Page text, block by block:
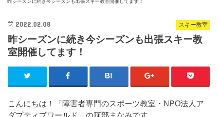
昨シーズンに続き今シーズンも出張スキー教室開催してます！
スキー教室
2022.02.08
昨シーズンに続き今シーズンも出張スキー教
室開催してます！
こんにちは！「障害者専門のスポーツ教室・NPO法人ア
ダプティブワールド」の阿部まなみです。